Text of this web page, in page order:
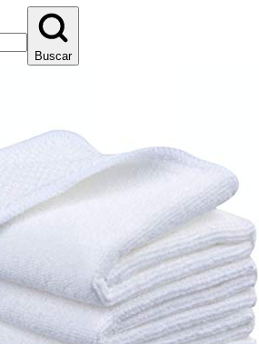
Buscar